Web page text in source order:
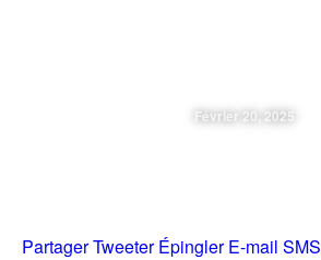
Février 20, 2025
PartagerTweeter Épingler E-mail SMS